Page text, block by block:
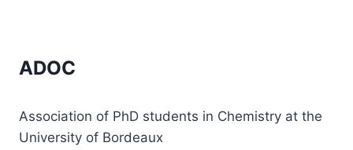
ADOC
Association of PhD students in Chemistry at the
University of Bordeaux